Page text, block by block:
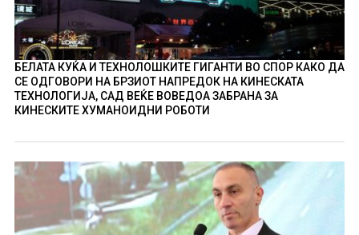
БЕЛАТА КУЌА И ТЕХНОЛОШКИТЕ ГИГАНТИ ВО СПОР КАКО ДА
СЕ ОДГОВОРИ НА БРЗИОТ НАПРЕДОК НА КИНЕСКАТА
ТЕХНОЛОГИЈА, САД ВЕЌЕ ВОВЕДОА ЗАБРАНА ЗА
КИНЕСКИТЕ ХУМАНОИДНИ РОБОТИ